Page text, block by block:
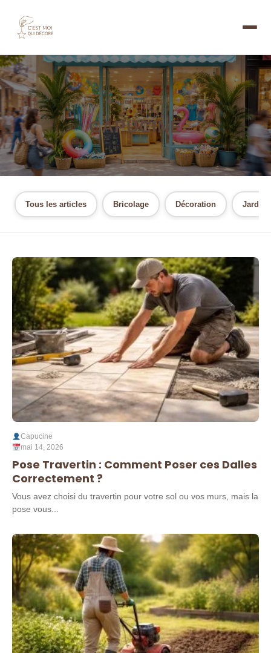
Accueil/ Auteur
CAPUCINE
Tous les articles Bricolage Décoration Jardin
Capucine
mai 14, 2026
Pose Travertin : Comment Poser ces Dalles
Correctement ?
Vous avez choisi du travertin pour votre sol ou vos murs, mais la
pose vous...